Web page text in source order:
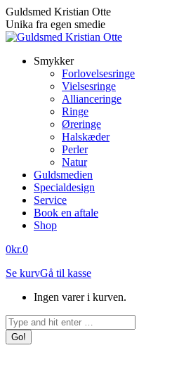
Skip
to
content
Guldsmed Kristian Otte
Unika fra egen smedie
Smykker
Forlovelsesringe
Vielsesringe
Allianceringe
Ringe
Øreringe
Halskæder
Perler
Natur
Guldsmedien
Specialdesign
Service
Book en aftale
Shop
0kr.0
Se kurvGå til kasse
Ingen varer i kurven.
Search: